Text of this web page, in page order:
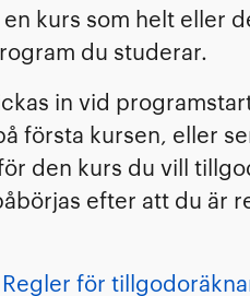
kurs som helt eller
du studerar.
in vid
första kursen, eller
den kurs du vill
efter att du är
Regler för